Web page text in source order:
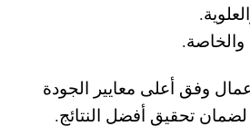
والخاصة.
وفق أعلى معايير الجودة
لضمان تحقيق أفضل النتائج.